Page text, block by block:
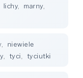
lichy, marny,
,
niewiele
, tyci, tyciutki